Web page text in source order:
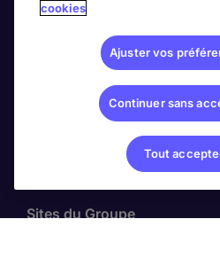
Contact
Les avis Google
Nos offres d'emploi
Sites du Groupe
cookies
Ajuster vos
Continuer sans
Tout